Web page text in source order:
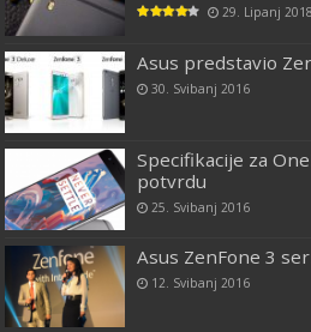
29. Lipanj 2018
Asus predstavio
30. Svibanj 2016
Specifikacije za
potvrdu
25. Svibanj 2016
Asus ZenFone 3
12. Svibanj 2016